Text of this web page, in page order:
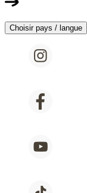
Choisir pays / langue